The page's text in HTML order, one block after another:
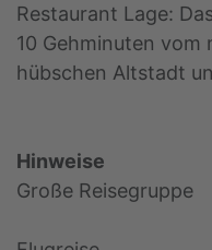
Restaurant Lage:
10 Gehminuten vom
hübschen Altstadt
Hinweise
Große Reisegruppe